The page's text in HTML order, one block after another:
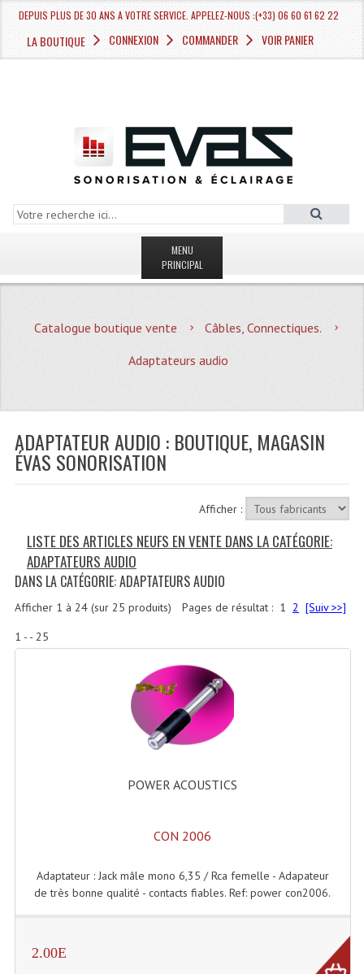
DEPUIS PLUS DE 30 ANS A VOTRE SERVICE. APPELEZ-NOUS :(+33) 06 60 61 62 22
LA BOUTIQUE CONNEXION COMMANDER VOIR PANIER
MENU
PRINCIPAL
MAGASIN
Quoi De Neuf?
Plan Acces, Horaires.
Location De Matériel
Recevoir Nos Promotions
Sonorisation
Accessoires Pieds Cellules Diamants
Accessoires Enceintes
Diamants
Catalogue boutique vente
Câbles, Connectiques.
Adaptateurs audio
ADAPTATEUR AUDIO : BOUTIQUE, MAGASIN
ÉVAS SONORISATION
Afficher :
LISTE DES ARTICLES NEUFS EN VENTE DANS LA CATÉGORIE:
ADAPTATEURS AUDIO
DANS LA CATÉGORIE: ADAPTATEURS AUDIO
Pages de résultat : 1 2 [Suiv >>]
Afficher 1 à 24(sur 25 produits)
1 - - 25
POWER ACOUSTICS
CON 2006
Adaptateur : Jack mâle mono 6,35 / Rca femelle - Adapateur
de très bonne qualité - contacts fiables. Ref: power con2006.
2.00E